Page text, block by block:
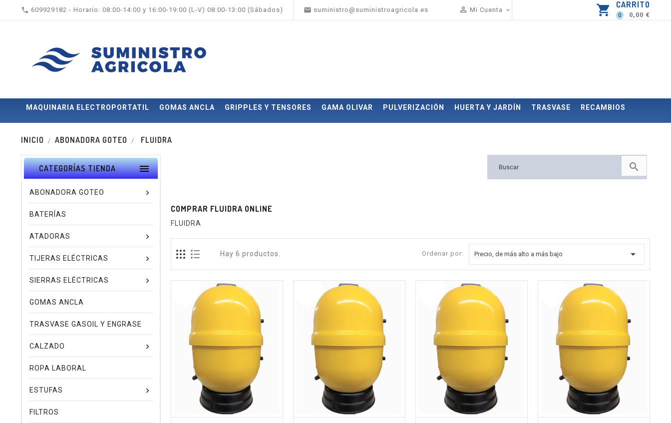
 609929182 - Horario: 08:00-14:00 y 16:00-19:00 (L-V) 08:00-13:00 (Sábados)  suministro@suministroagricola.es  Mi Cuenta  shopping_cart CARRITO
0 0,00 €
MAQUINARIA ELECTROPORTATIL GOMAS ANCLA GRIPPLES Y TENSORES GAMA OLIVAR PULVERIZACIÓN HUERTA Y JARDÍN TRASVASE RECAMBIOS
INICIO ABONADORA GOTEO FLUIDRA
CATEGORÍAS TIENDA 
ABONADORA GOTEO
BATERÍAS
ATADORAS
TIJERAS ELÉCTRICAS
SIERRAS ELÉCTRICAS
GOMAS ANCLA
TRASVASE GASOIL Y ENGRASE
CALZADO
ROPA LABORAL
ESTUFAS
FILTROS

COMPRAR FLUIDRA ONLINE
FLUIDRA
Hay 6 productos. Ordenar por: Precio, de más alto a más bajo 